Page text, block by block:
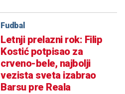
Fudbal
Letnji prelazni rok: Filip
Kostić potpisao za
crveno-bele, najbolji
vezista sveta izabrao
Barsu pre Reala